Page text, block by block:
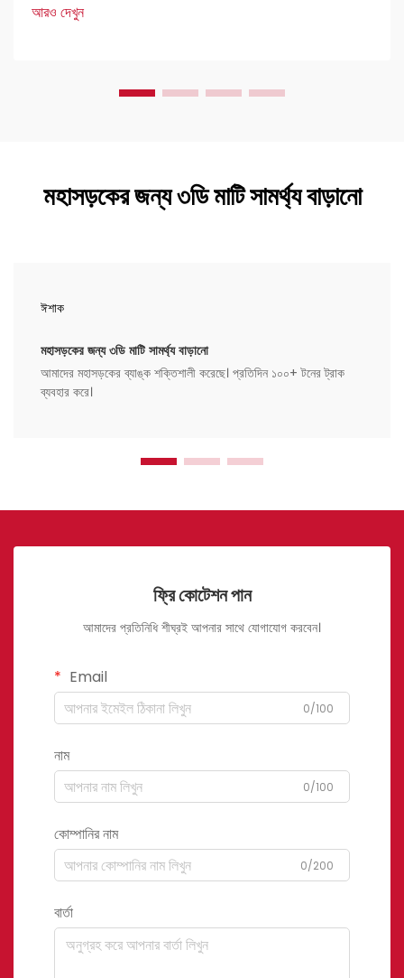
আরও দেখুন
মহাসড়কের জন্য ৩ডি মাটি সামর্থ্য বাড়ানো
ঈশাক
মহাসড়কের জন্য ৩ডি মাটি সামর্থ্য বাড়ানো
আমাদের মহাসড়কের ব্যাঙ্ক শক্তিশালী করেছে। প্রতিদিন ১০০+ টনের ট্রাক
ব্যবহার করে।
ফ্রি কোটেশন পান
আমাদের প্রতিনিধি শীঘ্রই আপনার সাথে যোগাযোগ করবেন।
Email
0/100
নাম
0/100
কোম্পানির নাম
0/200
বার্তা